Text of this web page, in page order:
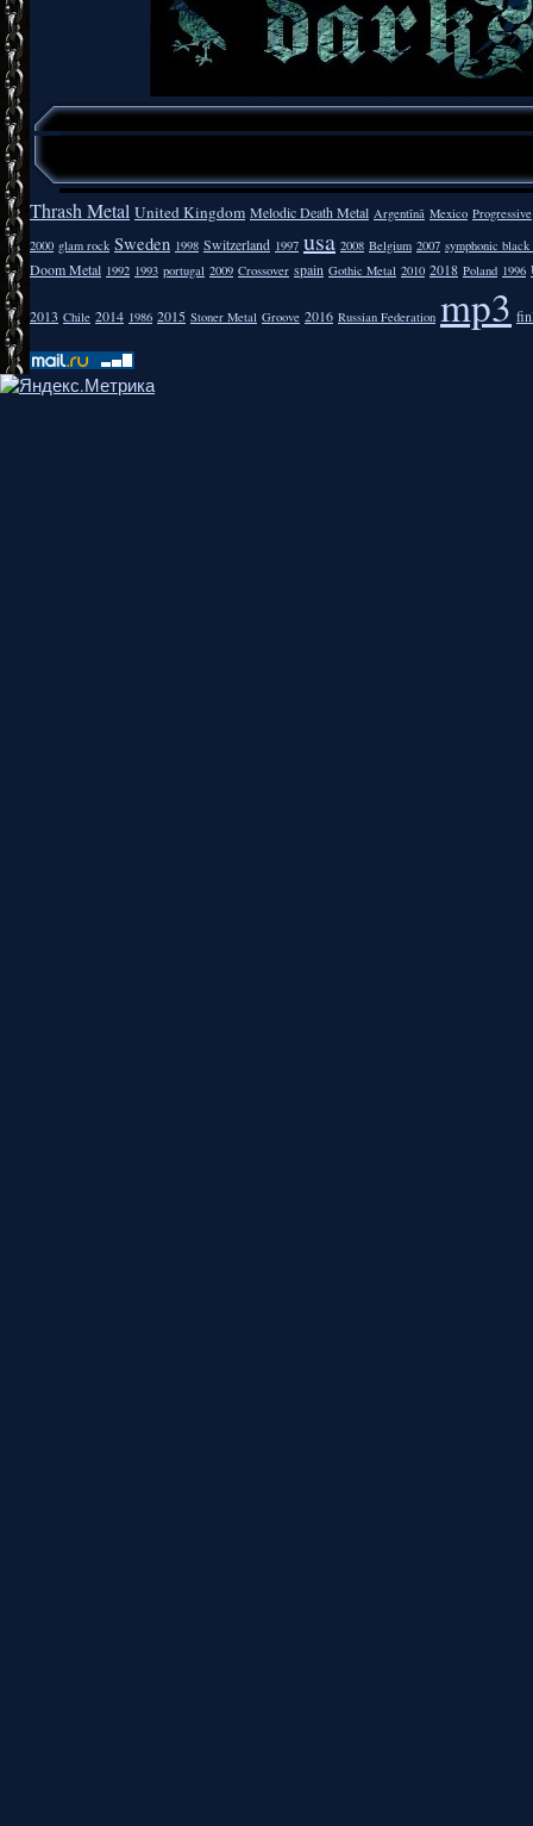
Thrash Metal United Kingdom Melodic Death Metal Argentīnā Mexico Progressive
2000 glam rock Sweden 1998 Switzerland 1997 usa 2008 Belgium 2007 symphonic
Doom Metal 1992 1993 portugal 2009 Crossover spain Gothic Metal 2010 2018 Poland 1996
2013 Chile 2014 1986 2015 Stoner Metal Groove 2016 Russian Federation mp3